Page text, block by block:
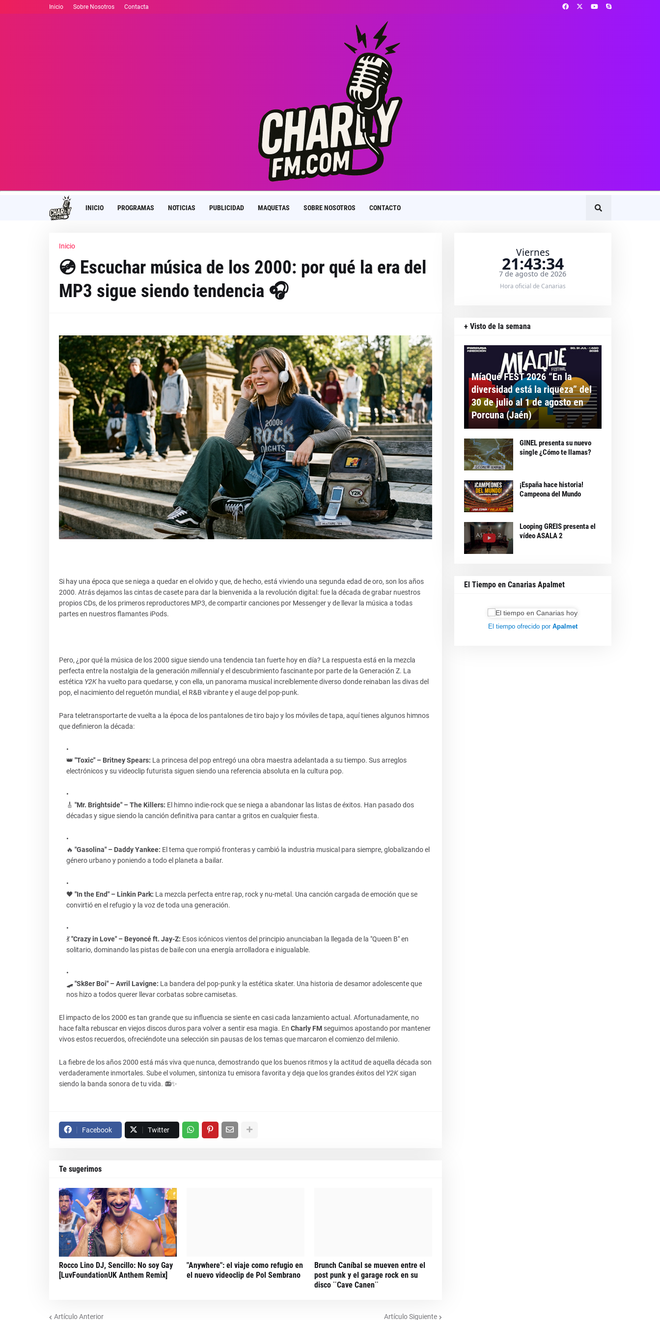
Inicio Sobre Nosotros Contacta
INICIO PROGRAMAS NOTICIAS PUBLICIDAD MAQUETAS SOBRE NOSOTROS CONTACTO
Inicio
💿 Escuchar música de los 2000: por qué la era del
MP3 sigue siendo tendencia 🎧
Si hay una época que se niega a quedar en el olvido y que, de hecho, está viviendo una segunda edad de oro, son los años
2000. Atrás dejamos las cintas de casete para dar la bienvenida a la revolución digital: fue la década de grabar nuestros
propios CDs, de los primeros reproductores MP3, de compartir canciones por Messenger y de llevar la música a todas
partes en nuestros flamantes iPods.
Pero, ¿por qué la música de los 2000 sigue siendo una tendencia tan fuerte hoy en día? La respuesta está en la mezcla
perfecta entre la nostalgia de la generación millennialy el descubrimiento fascinante por parte de la Generación Z. La
estética Y2Kha vuelto para quedarse, y con ella, un panorama musical increíblemente diverso donde reinaban las divas del
pop, el nacimiento del reguetón mundial, el R&B vibrante y el auge del pop-punk.
Para teletransportarte de vuelta a la época de los pantalones de tiro bajo y los móviles de tapa, aquí tienes algunos himnos
que definieron la década:
👑 "Toxic" – Britney Spears: La princesa del pop entregó una obra maestra adelantada a su tiempo. Sus arreglos
electrónicos y su videoclip futurista siguen siendo una referencia absoluta en la cultura pop.
🎸 "Mr. Brightside" – The Killers: El himno indie-rock que se niega a abandonar las listas de éxitos. Han pasado dos
décadas y sigue siendo la canción definitiva para cantar a gritos en cualquier fiesta.
🔥 "Gasolina" – Daddy Yankee: El tema que rompió fronteras y cambió la industria musical para siempre, globalizando el
género urbano y poniendo a todo el planeta a bailar.
🖤 "In the End" – Linkin Park: La mezcla perfecta entre rap, rock y nu-metal. Una canción cargada de emoción que se
convirtió en el refugio y la voz de toda una generación.
💃"Crazy in Love" – Beyoncé ft. Jay-Z: Esos icónicos vientos del principio anunciaban la llegada de la "Queen B" en
solitario, dominando las pistas de baile con una energía arrolladora e inigualable.
🛹"Sk8er Boi" – Avril Lavigne: La bandera del pop-punk y la estética skater. Una historia de desamor adolescente que
nos hizo a todos querer llevar corbatas sobre camisetas.
El impacto de los 2000 es tan grande que su influencia se siente en casi cada lanzamiento actual. Afortunadamente, no
hace falta rebuscar en viejos discos duros para volver a sentir esa magia. En Charly FMseguimos apostando por mantener
vivos estos recuerdos, ofreciéndote una selección sin pausas de los temas que marcaron el comienzo del milenio.
La fiebre de los años 2000 está más viva que nunca, demostrando que los buenos ritmos y la actitud de aquella década son
verdaderamente inmortales. Sube el volumen, sintoniza tu emisora favorita y deja que los grandes éxitos del Y2Ksigan
siendo la banda sonora de tu vida. 📻✨
Facebook Twitter
Te sugerimos
Rocco Lino DJ, Sencillo: No soy Gay
[LuvFoundationUK Anthem Remix]
"Anywhere": el viaje como refugio en
el nuevo videoclip de Pol Sembrano
Brunch Caníbal se mueven entre el
post punk y el garage rock en su
disco ¨Cave Canen¨
Artículo Anterior Artículo Siguiente
Viernes
21:43:35
7 de agosto de 2026
Hora oficial de Canarias
+ Visto de la semana
MíaQué FEST 2026 “En la
diversidad está la riqueza” del
30 de julio al 1 de agosto en
Porcuna (Jaén)
GINEL presenta su nuevo
single ¿Cómo te llamas?
¡España hace historia!
Campeona del Mundo
Looping GREIS presenta el
vídeo ASALA 2
El Tiempo en Canarias Apalmet
El tiempo ofrecido por Apalmet